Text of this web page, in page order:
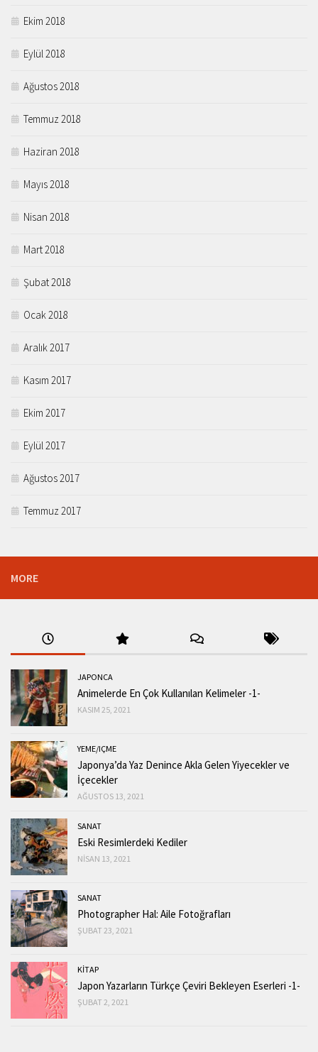
Ekim 2018
Eylül 2018
Ağustos 2018
Temmuz 2018
Haziran 2018
Mayıs 2018
Nisan 2018
Mart 2018
Şubat 2018
Ocak 2018
Aralık 2017
Kasım 2017
Ekim 2017
Eylül 2017
Ağustos 2017
Temmuz 2017
MORE
JAPONCA
Animelerde En Çok Kullanılan Kelimeler -1-
KASIM 25, 2021
YEME/IÇME
Japonya’da Yaz Denince Akla Gelen Yiyecekler ve
İçecekler
AĞUSTOS 13, 2021
SANAT
Eski Resimlerdeki Kediler
NISAN 13, 2021
SANAT
Photographer Hal: Aile Fotoğrafları
ŞUBAT 23, 2021
KİTAP
Japon Yazarların Türkçe Çeviri Bekleyen Eserleri -1-
ŞUBAT 2, 2021